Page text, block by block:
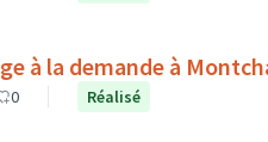
à la demande à
0 Réalisé